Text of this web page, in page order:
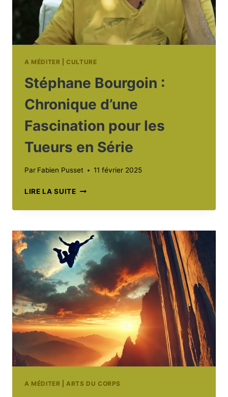
A MÉDITER |CULTURE
Stéphane Bourgoin :
Chronique d’une
Fascination pour les
Tueurs en Série
Par Fabien Pusset 11 février 2025
LIRE LA SUITESTÉPHANE
:
D’UNE
FASCINATION
POUR
LES
TUEURS
EN
SÉRIE
A MÉDITER ARTS DU CORPS